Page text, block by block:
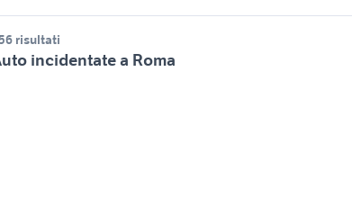
risultati
incidentate a Roma